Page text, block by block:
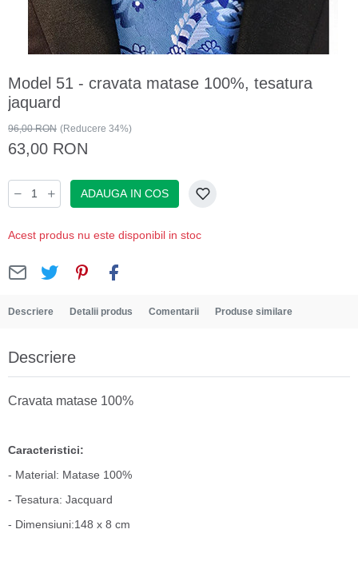
Model 51 - cravata matase 100%, tesatura
jaquard
96,00 RON (Reducere 34%)
63,00 RON
ADAUGA IN COS
Acest produs nu este disponibil in stoc
Descriere Detalii produs Comentarii Produse similare
Descriere
Cravata matase 100%
Caracteristici:
- Material: Matase 100%
- Tesatura: Jacquard
- Dimensiuni:148 x 8 cm